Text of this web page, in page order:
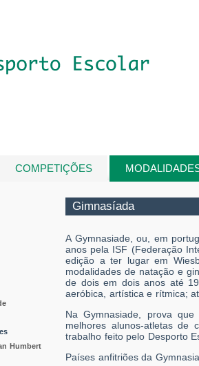
COMPETIÇÕES
Humbert
Gimnasíada
A Gymnasiade, ou, em
anos pela ISF (Federação
edição a ter lugar em
modalidades de natação e
de dois em dois anos até
aeróbica, artística e rítmica;
Na Gymnasiade, prova
melhores alunos-atletas
trabalho feito pelo Desporto
Países anfitriões da